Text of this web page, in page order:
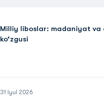
Milliy liboslar: madaniyat va
ko‘zgusi
31 Iyul 2026